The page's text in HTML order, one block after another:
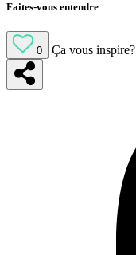
Faites-vous entendre
0 Ça vous inspire?